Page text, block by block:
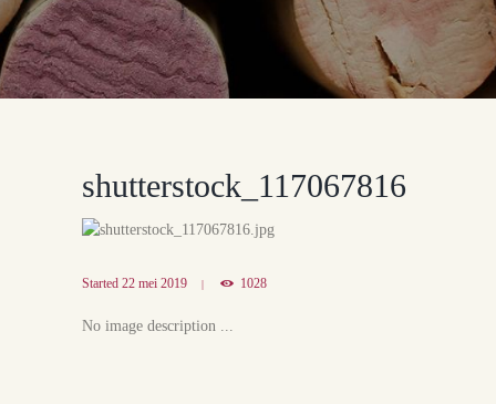
shutterstock_117067816
Started 22 mei 2019 1028
No image description ...